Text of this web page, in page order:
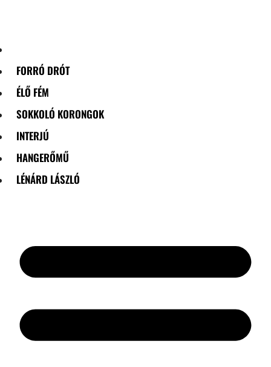
FORRÓ DRÓT
ÉLŐ FÉM
SOKKOLÓ KORONGOK
INTERJÚ
HANGERŐMŰ
LÉNÁRD LÁSZLÓ